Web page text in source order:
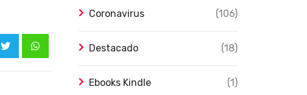
Whatsapp
Coronavirus (106)
Destacado (18)
Ebooks Kindle (1)